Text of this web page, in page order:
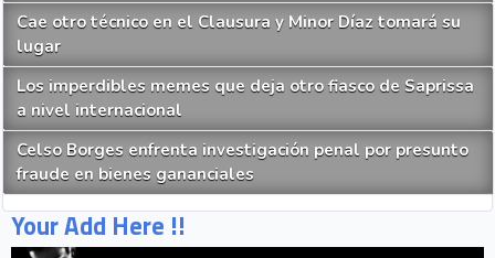
Cae otro técnico en el Clausura y Minor Díaz tomará su
lugar
Los imperdibles memes que deja otro fiasco de Saprissa
a nivel internacional
Celso Borges enfrenta investigación penal por presunto
fraude en bienes gananciales
Your Add Here !!